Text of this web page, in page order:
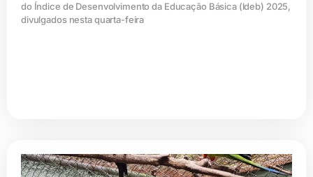
do Índice de Desenvolvimento da Educação Básica (ldeb) 2025,
divulgados nesta quarta-feira